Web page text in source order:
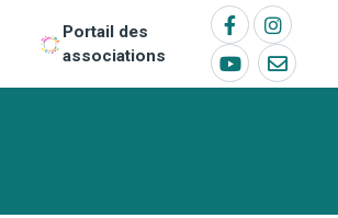
Portail des
associations